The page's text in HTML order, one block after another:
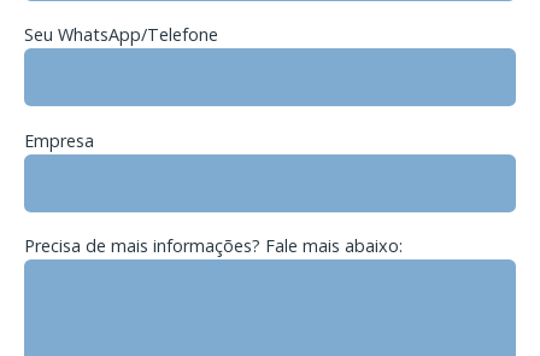
Seu WhatsApp/Telefone
Empresa
Precisa de mais informações? Fale mais abaixo: